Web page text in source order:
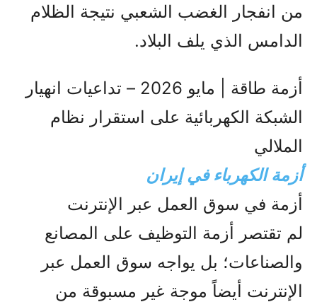
من انفجار الغضب الشعبي نتيجة الظلام
الدامس الذي يلف البلاد.
أزمة طاقة | مايو 2026 – تداعيات انهيار
الشبكة الكهربائية على استقرار نظام
الملالي
أزمة الكهرباء في إيران
أزمة في سوق العمل عبر الإنترنت
لم تقتصر أزمة التوظيف على المصانع
والصناعات؛ بل يواجه سوق العمل عبر
الإنترنت أيضاً موجة غير مسبوقة من